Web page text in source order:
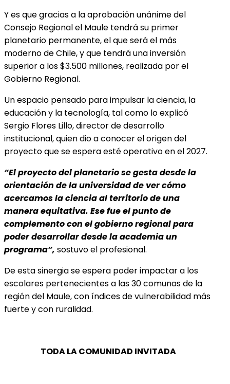
Y es que gracias a la aprobación unánime del
Consejo Regional el Maule tendrá su primer
planetario permanente, el que será el más
moderno de Chile, y que tendrá una inversión
superior a los $3.500 millones, realizada por el
Gobierno Regional.
Un espacio pensado para impulsar la ciencia, la
educación y la tecnología, tal como lo explicó
Sergio Flores Lillo, director de desarrollo
institucional, quien dio a conocer el origen del
proyecto que se espera esté operativo en el 2027.
“El proyecto del planetario se gesta desde la
orientación de la universidad de ver cómo
acercamos la ciencia al territorio de una
manera equitativa. Ese fue el punto de
complemento con el gobierno regional para
poder desarrollar desde la academia un
programa”, sostuvo el profesional.
De esta sinergia se espera poder impactar a los
escolares pertenecientes a las 30 comunas de la
región del Maule, con índices de vulnerabilidad más
fuerte y con ruralidad.
TODA LA COMUNIDAD INVITADA